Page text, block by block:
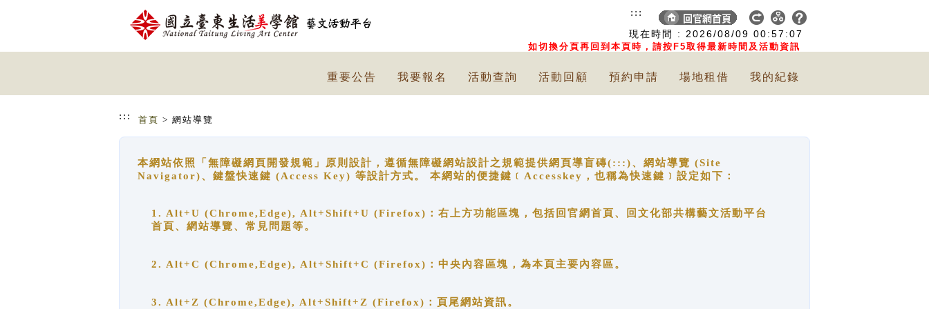
現在時間 : 2026/08/09 00:57:08
如切換分頁再回到本頁時，請按F5取得最新時間及活動資訊
:::
重要公告 我要報名 活動查詢 活動回顧 預約申請 場地租借 我的紀錄
::: 首頁 > 網站導覽
本網站依照「無障礙網頁開發規範」原則設計，遵循無障礙網站設計之規範提供網頁導盲磚(:::)、網站導覽 (Site
Navigator)、鍵盤快速鍵 (Access Key) 等設計方式。 本網站的便捷鍵﹝Accesskey，也稱為快速鍵﹞設定如下：
1. Alt+U (Chrome,Edge), Alt+Shift+U (Firefox)：右上方功能區塊，包括回官網首頁、回文化部共構藝文活動平台
首頁、網站導覽、常見問題等。
2. Alt+C (Chrome,Edge), Alt+Shift+C (Firefox)：中央內容區塊，為本頁主要內容區。
3. Alt+Z (Chrome,Edge), Alt+Shift+Z (Firefox)：頁尾網站資訊。